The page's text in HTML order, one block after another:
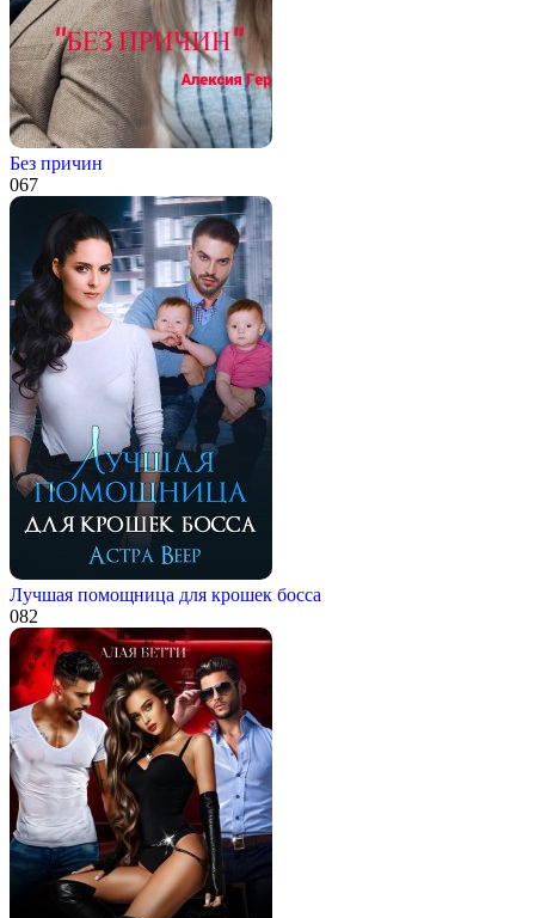
Без причин
067
Лучшая помощница для крошек босса
082